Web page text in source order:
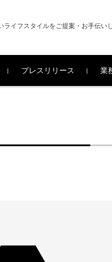
ライフスタイルをご提案・お手伝い
プレスリリース 業